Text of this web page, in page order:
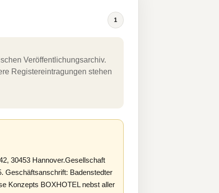
1
Veröffentlichungsarchiv.
Registereintragungen stehen
30453 Hannover.Gesellschaft
Geschäftsanschrift: Badenstedter
Konzepts BOXHOTEL nebst aller